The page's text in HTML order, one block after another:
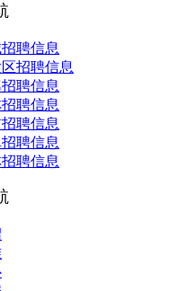
聘信息
招聘信息
聘信息
聘信息
聘信息
聘信息
聘信息